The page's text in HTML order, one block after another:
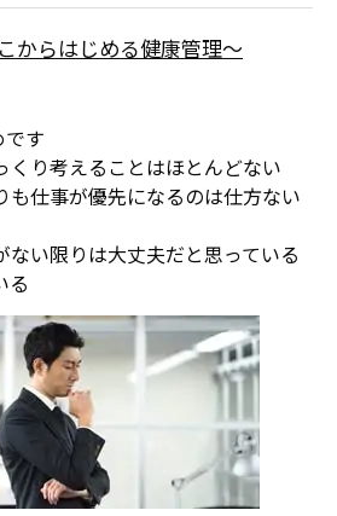
からはじめる健康管理～
です
くり考えることはほとんどない
も仕事が優先になるのは仕方ない
ない限りは大丈夫だと思っている
る